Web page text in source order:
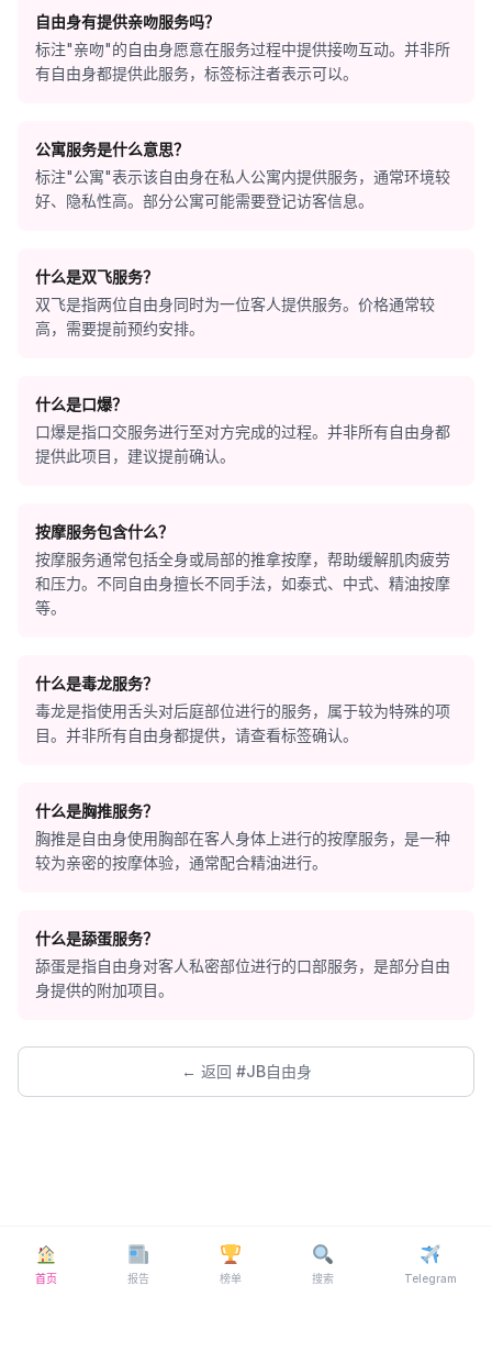
自由身有提供亲吻服务吗？
标注"亲吻"的自由身愿意在服务过程中提供接吻互动。并非所
有自由身都提供此服务，标签标注者表示可以。
公寓服务是什么意思？
标注"公寓"表示该自由身在私人公寓内提供服务，通常环境较
好、隐私性高。部分公寓可能需要登记访客信息。
什么是双飞服务？
双飞是指两位自由身同时为一位客人提供服务。价格通常较
高，需要提前预约安排。
什么是口爆？
口爆是指口交服务进行至对方完成的过程。并非所有自由身都
提供此项目，建议提前确认。
按摩服务包含什么？
按摩服务通常包括全身或局部的推拿按摩，帮助缓解肌肉疲劳
和压力。不同自由身擅长不同手法，如泰式、中式、精油按摩
等。
什么是毒龙服务？
毒龙是指使用舌头对后庭部位进行的服务，属于较为特殊的项
目。并非所有自由身都提供，请查看标签确认。
什么是胸推服务？
胸推是自由身使用胸部在客人身体上进行的按摩服务，是一种
较为亲密的按摩体验，通常配合精油进行。
什么是舔蛋服务？
舔蛋是指自由身对客人私密部位进行的口部服务，是部分自由
身提供的附加项目。
← 返回 #JB自由身
首页 报告 榜单 搜索 Telegram